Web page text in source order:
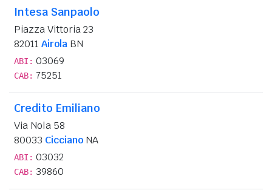
Intesa Sanpaolo
Piazza Vittoria 23
82011 Airola BN
ABI: 03069
CAB: 75251
Credito Emiliano
Via Nola 58
80033 Cicciano NA
ABI: 03032
CAB: 39860